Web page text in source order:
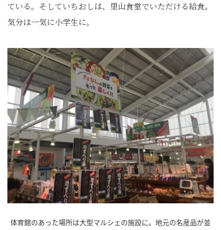
ている。そしていちおしは、里山食堂でいただける給食。
気分は一気に小学生に。
体育館のあった場所は大型マルシェの施設に。地元の名産品が並